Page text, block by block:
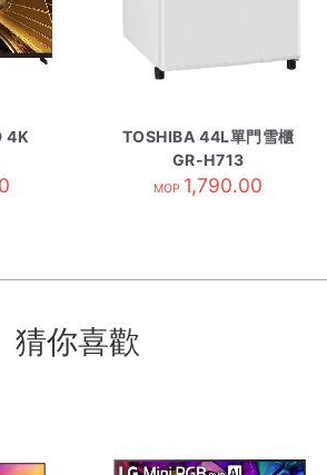
4K
TOSHIBA 44L單門雪櫃
GR-H713
MOP 1,790.00
猜你喜歡